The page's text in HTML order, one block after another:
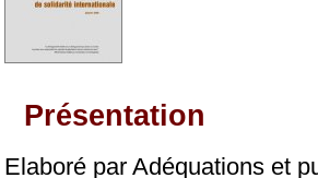
Présentation
Elaboré par Adéquations et